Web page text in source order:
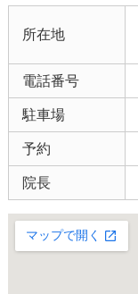
所在地
電話番号
駐車場
予約
院長